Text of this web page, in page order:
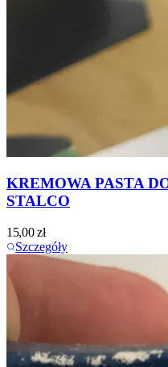
KREMOWA PASTA
STALCO
15,00zł
Szczegóły